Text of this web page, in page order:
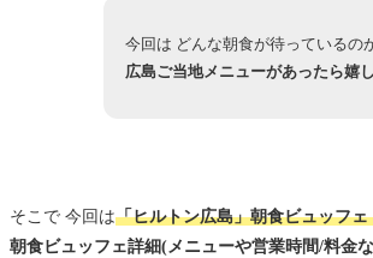
今回は どんな朝食が待っているの
広島ご当地メニューがあったら嬉
そこで 今回は「ヒルトン広島」朝食ビュッフ
朝食ビュッフェ詳細(メニューや営業時間/料金